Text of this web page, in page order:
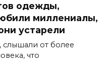
одежды,
миллениалы,
устарели
слышали от более
что